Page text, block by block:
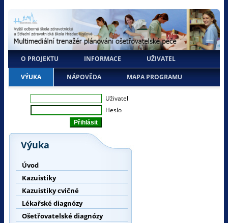
O PROJEKTU INFORMACE UŽIVATEL
VÝUKA NÁPOVĚDA MAPA PROGRAMU
Uživatel
Heslo
Výuka
Úvod
Kazuistiky
Kazuistiky cvičné
Lékařské diagnózy
Ošetřovatelské diagnózy